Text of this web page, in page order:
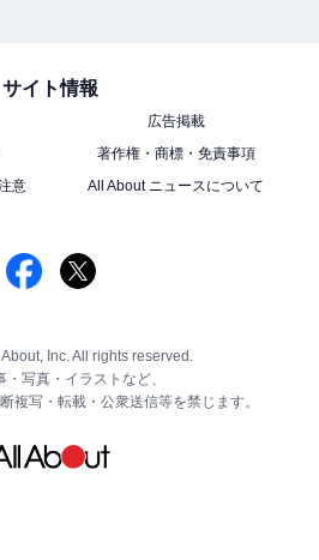
サイト情報
広告掲載
著作権・商標・免責事項
意
All About ニュースについて
Inc. All rights reserved.
・写真・イラストなど、
複写・転載・公衆送信等を禁じます。